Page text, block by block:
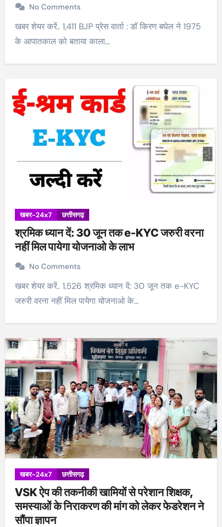
No Comments
खबर शेयर करें.. 1,411 BJP प्रेस वार्ता : डॉ किरण बघेल ने 1975
के आपातकाल को बताया काला…
खबर-24x7 छत्तीसगढ़
श्रमिक ध्यान दें: 30 जून तक e-KYC जरुरी वरना
नहीं मिल पायेगा योजनाओ के लाभ
No Comments
खबर शेयर करें.. 1,526 श्रमिक ध्यान दें: 30 जून तक e-KYC
जरुरी वरना नहीं मिल पायेगा योजनाओ के…
खबर-24x7 छत्तीसगढ़
VSK ऐप की तकनीकी खामियों से परेशान शिक्षक,
समस्याओं के निराकरण की मांग को लेकर फेडरेशन ने
सौंपा ज्ञापन